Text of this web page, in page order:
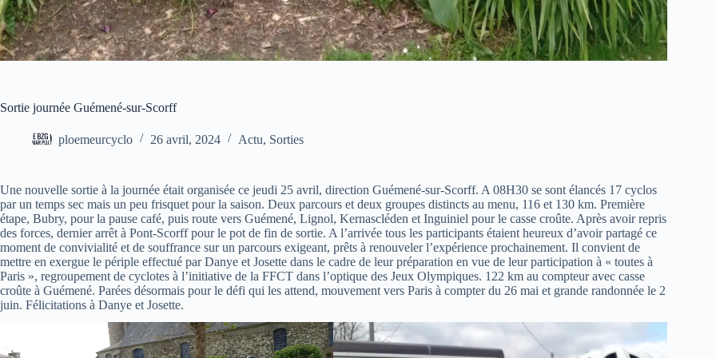
Sortie journée Guémené-sur-Scorff
ploemeurcyclo 26 avril, 2024 Actu, Sorties
Une nouvelle sortie à la journée était organisée ce jeudi 25 avril, direction Guémené-sur-Scorff. A 08H30 se sont élancés 17 cyclos
par un temps sec mais un peu frisquet pour la saison. Deux parcours et deux groupes distincts au menu, 116 et 130 km. Première
étape, Bubry, pour la pause café, puis route vers Guémené, Lignol, Kernascléden et Inguiniel pour le casse croûte. Après avoir repris
des forces, dernier arrêt à Pont-Scorff pour le pot de fin de sortie. A l’arrivée tous les participants étaient heureux d’avoir partagé ce
moment de convivialité et de souffrance sur un parcours exigeant, prêts à renouveler l’expérience prochainement. Il convient de
mettre en exergue le périple effectué par Danye et Josette dans le cadre de leur préparation en vue de leur participation à « toutes à
Paris », regroupement de cyclotes à l’initiative de la FFCT dans l’optique des Jeux Olympiques. 122 km au compteur avec casse
croûte à Guémené. Parées désormais pour le défi qui les attend, mouvement vers Paris à compter du 26 mai et grande randonnée le 2
juin. Félicitations à Danye et Josette.